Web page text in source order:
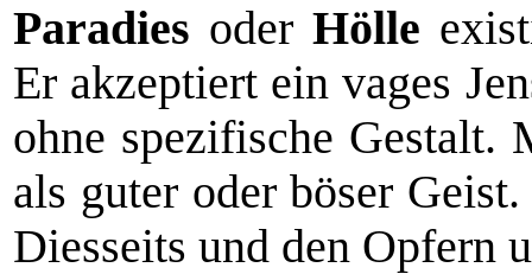
Paradies oder Hölle
Er akzeptiert ein vages
ohne spezifische Gestalt.
als guter oder böser
Diesseits und den Opfern